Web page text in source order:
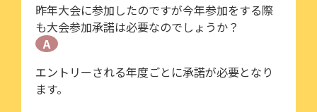
昨年大会に参加したのですが今年参加をする際
も大会参加承諾は必要なのでしょうか？
A
エントリーされる年度ごとに承諾が必要となり
ます。